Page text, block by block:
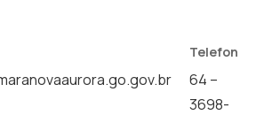
Telefone
64 –
3698-